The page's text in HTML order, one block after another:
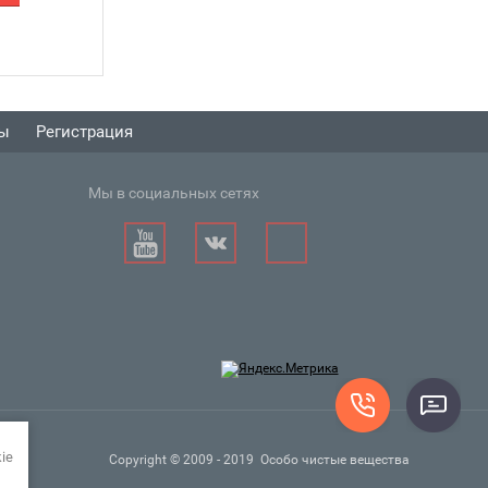
Сурьма Су0000 99,999...
Регистрация
Мы в социальных сетях
Copyright © 2009 - 2019 Особо чистые вещества